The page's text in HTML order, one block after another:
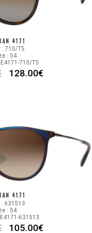
4171
: 710/T5
: 54
710/T5
128.00€
4171
: 631513
: 54
631513
105.00€